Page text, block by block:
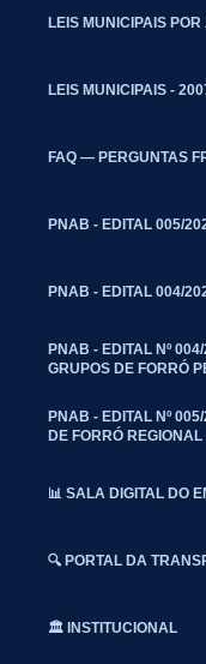
LEIS MUNICIPAIS POR
LEIS MUNICIPAIS -
FAQ — PERGUNTAS
PNAB - EDITAL 005/
PNAB - EDITAL 004/
PNAB - EDITAL Nº
GRUPOS DE FORRÓ
PNAB - EDITAL Nº
DE FORRÓ REGIONAL
📊 SALA DIGITAL DO
🔍 PORTAL DA
🏛️ INSTITUCIONAL